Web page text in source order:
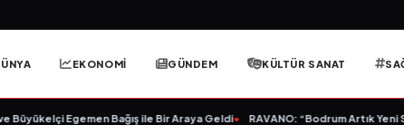
EKONOMİ GÜNDEM KÜLTÜR SANAT
Egemen Bağış ile Bir Araya Geldi• RAVANO: “Bodrum Artık Yeni